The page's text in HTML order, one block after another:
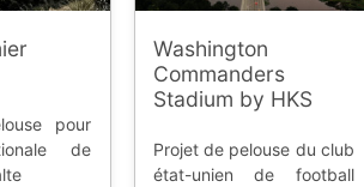
pour
de
Washington
Commanders
Stadium by HKS
Projet de pelouse du club
état-unien de football